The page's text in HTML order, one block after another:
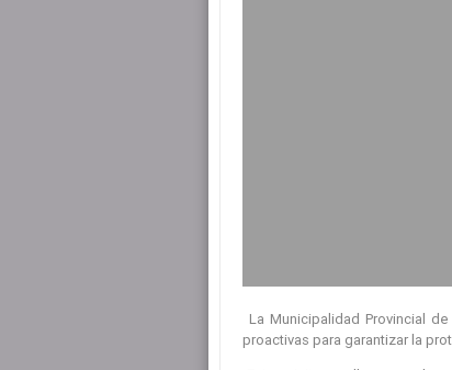
La Municipalidad Provincial
proactivas para garantizar la